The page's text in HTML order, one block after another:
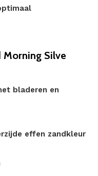
Silve
bladeren en
effen zandkleur